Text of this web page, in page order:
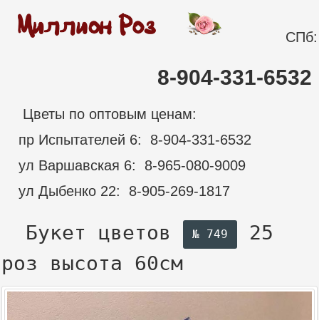
СПб:
8-904-331-6532
Цветы по оптовым ценам:
пр Испытателей 6: 8-904-331-6532
ул Варшавская 6: 8-965-080-9009
ул Дыбенко 22: 8-905-269-1817
Букет цветов № 749
25
роз высота 60см